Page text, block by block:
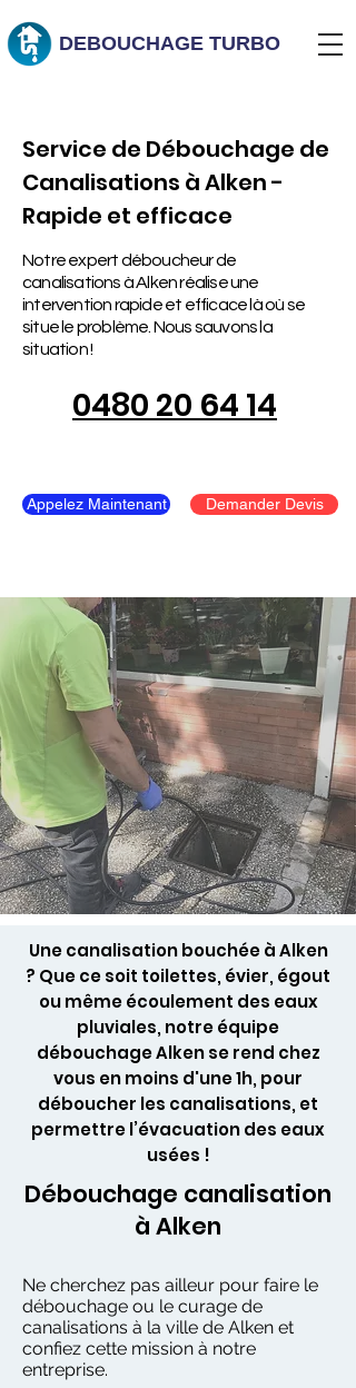
DEBOUCHAGE TURBO
Service de Débouchage de
Canalisations à Alken -
Rapide et efficace
Notre expert déboucheur de
canalisations à Alken réalise une
intervention rapide et efficace là où se
situe le problème. Nous sauvons la
situation !
0480 20 64 14
Appelez Maintenant Demander Devis
Une canalisation bouchée à Alken
? Que ce soit toilettes, évier, égout
ou même écoulement des eaux
pluviales, notre équipe
débouchage Alken se rend chez
vous en moins d'une 1h, pour
déboucher les canalisations, et
permettre l’évacuation des eaux
usées !
Débouchage canalisation
à Alken
Ne cherchez pas ailleur pour faire le
débouchage ou le curage de
canalisations à la ville de Alken et
confiez cette mission à notre
entreprise.